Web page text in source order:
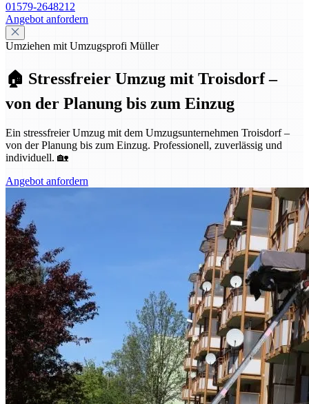
01579-2648212
Angebot anfordern
Umziehen mit Umzugsprofi Müller
🏠 Stressfreier Umzug mit Troisdorf –
von der Planung bis zum Einzug
Ein stressfreier Umzug mit dem Umzugsunternehmen Troisdorf –
von der Planung bis zum Einzug. Professionell, zuverlässig und
individuell. 🏡
Angebot anfordern